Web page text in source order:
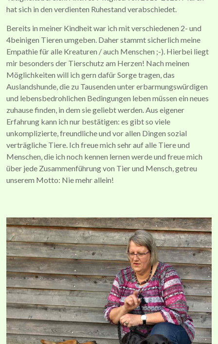
hat sich in den verdienten Ruhestand verabschiedet.
Bereits in meiner Kindheit war ich mit verschiedenen 2- und
4beinigen Tieren umgeben. Daher stammt sicherlich meine
Empathie für alle Kreaturen / auch Menschen ;-). Hierbei liegt
mir besonders der Tierschutz am Herzen! Nach meinen
Möglichkeiten will ich gern dafür Sorge tragen, das
Auslandshunde, die zu Tausenden unter erbarmungswürdigen
und lebensbedrohlichen Bedingungen leben müssen ein neues
zuhause finden, in dem sie geliebt werden. Aus eigener
Erfahrung kann ich nur bestätigen: es gibt so viele
unkomplizierte, freundliche und vor allen Dingen sozial
verträgliche Tiere. Ich freue mich sehr auf alle Tiere und
Menschen, die ich noch kennen lernen werde und freue mich
über jede Zusammenführung von Tier und Mensch, getreu
unserem Motto: Nie mehr allein!